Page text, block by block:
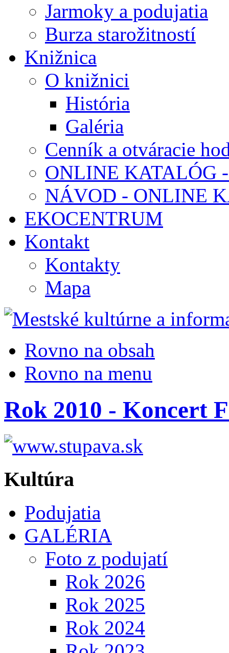
Jarmoky a podujatia
Burza starožitností
Knižnica
O knižnici
História
Galéria
Cenník a otváracie
ONLINE KATALÓG
NÁVOD - ONLINE
EKOCENTRUM
Kontakt
Kontakty
Mapa
Rovno na obsah
Rovno na menu
Rok 2010 - Koncert
Kultúra
Podujatia
GALÉRIA
Foto z podujatí
Rok 2026
Rok 2025
Rok 2024